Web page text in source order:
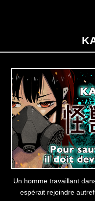
Un homme travaillant
espérait rejoindre